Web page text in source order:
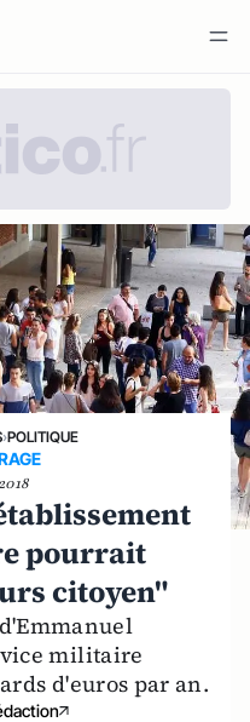
›POLITIQUE
pourrait
citoyen"
militaire
d'euros par an.